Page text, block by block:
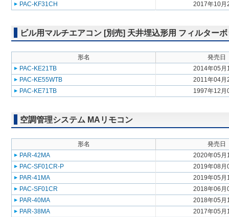
PAC-KF31CH
2017年10月
ビル用マルチエアコン [別売] 天井埋込形用 フィルター
形名
発売日
PAC-KE21TB
2014年05月
PAC-KE55WTB
2011年04月
PAC-KE71TB
1997年12月
空調管理システム MAリモコン
形名
発売日
PAR-42MA
2020年05月
PAC-SF01CR-P
2019年08月
PAR-41MA
2019年05月
PAC-SF01CR
2018年06月
PAR-40MA
2018年05月
PAR-38MA
2017年05月